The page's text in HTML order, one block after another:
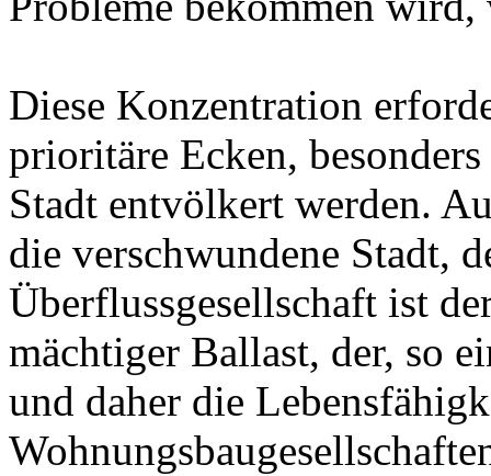
Diese Konzentration
prioritäre Ecken,
Stadt entvölkert werden.
die verschwundene Stadt,
Überflussgesellschaft ist
mächtiger Ballast, der, so
und daher die